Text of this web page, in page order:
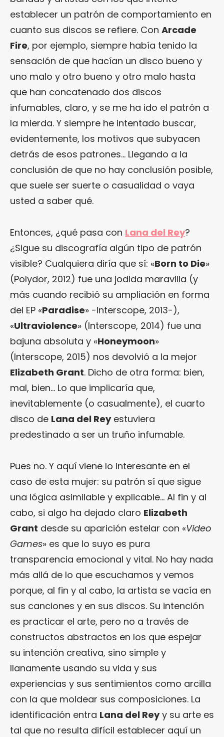
establecer un patrón de comportamiento en
cuanto sus discos se refiere. Con Arcade
Fire, por ejemplo, siempre había tenido la
sensación de que hacían un disco bueno y
uno malo y otro bueno y otro malo hasta
que han concatenado dos discos
infumables, claro, y se me ha ido el patrón a
la mierda. Y siempre he intentado buscar,
evidentemente, los motivos que subyacen
detrás de esos patrones… Llegando a la
conclusión de que no hay conclusión posible,
que suele ser suerte o casualidad o vaya
usted a saber qué.
Entonces, ¿qué pasa con Lana del Rey?
¿Sigue su discografía algún tipo de patrón
visible? Cualquiera diría que sí: «Born to Die»
(Polydor, 2012) fue una jodida maravilla (y
más cuando recibió su ampliación en forma
del EP «Paradise» -Interscope, 2013-),
«Ultraviolence» (Interscope, 2014) fue una
bajuna absoluta y «Honeymoon»
(Interscope, 2015) nos devolvió a la mejor
Elizabeth Grant. Dicho de otra forma: bien,
mal, bien… Lo que implicaría que,
inevitablemente (o casualmente), el cuarto
disco de Lana del Reyestuviera
predestinado a ser un truño infumable.
Pues no. Y aquí viene lo interesante en el
caso de esta mujer: su patrón sí que sigue
una lógica asimilable y explicable… Al fin y al
cabo, si algo ha dejado claro Elizabeth
Grant desde su aparición estelar con «Video
Games» es que lo suyo es pura
transparencia emocional y vital. No hay nada
más allá de lo que escuchamos y vemos
porque, al fin y al cabo, la artista se vacía en
sus canciones y en sus discos. Su intención
es practicar el arte, pero no a través de
constructos abstractos en los que espejar
su intención creativa, sino simple y
llanamente usando su vida y sus
experiencias y sus sentimientos como arcilla
con la que moldear sus composiciones. La
identificación entra Lana del Reyy su arte es
tal que no resulta difícil establecer aquí un